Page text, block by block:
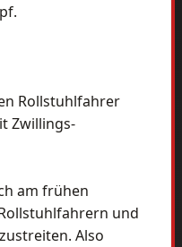
Rollstuhlfahrer
Zwillings-
am frühen
und
Also